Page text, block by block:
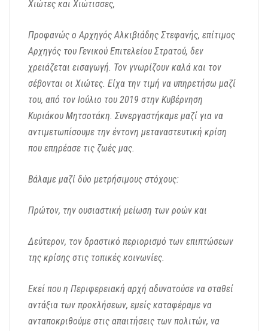
Χιώτες και Χιώτισσες,
Προφανώς ο Αρχηγός Αλκιβιάδης Στεφανής, επίτιμος
Αρχηγός του Γενικού Επιτελείου Στρατού, δεν
χρειάζεται εισαγωγή. Τον γνωρίζουν καλά και τον
σέβονται οι Χιώτες. Είχα την τιμή να υπηρετήσω μαζί
του, από τον Ιούλιο του 2019 στην Κυβέρνηση
Κυριάκου Μητσοτάκη. Συνεργαστήκαμε μαζί για να
αντιμετωπίσουμε την έντονη μεταναστευτική κρίση
που επηρέασε τις ζωές μας.
Βάλαμε μαζί δύο μετρήσιμους στόχους:
Πρώτον, την ουσιαστική μείωση των ροών και
Δεύτερον, τον δραστικό περιορισμό των επιπτώσεων
της κρίσης στις τοπικές κοινωνίες.
Εκεί που η Περιφερειακή αρχή αδυνατούσε να σταθεί
αντάξια των προκλήσεων, εμείς καταφέραμε να
ανταποκριθούμε στις απαιτήσεις των πολιτών, να